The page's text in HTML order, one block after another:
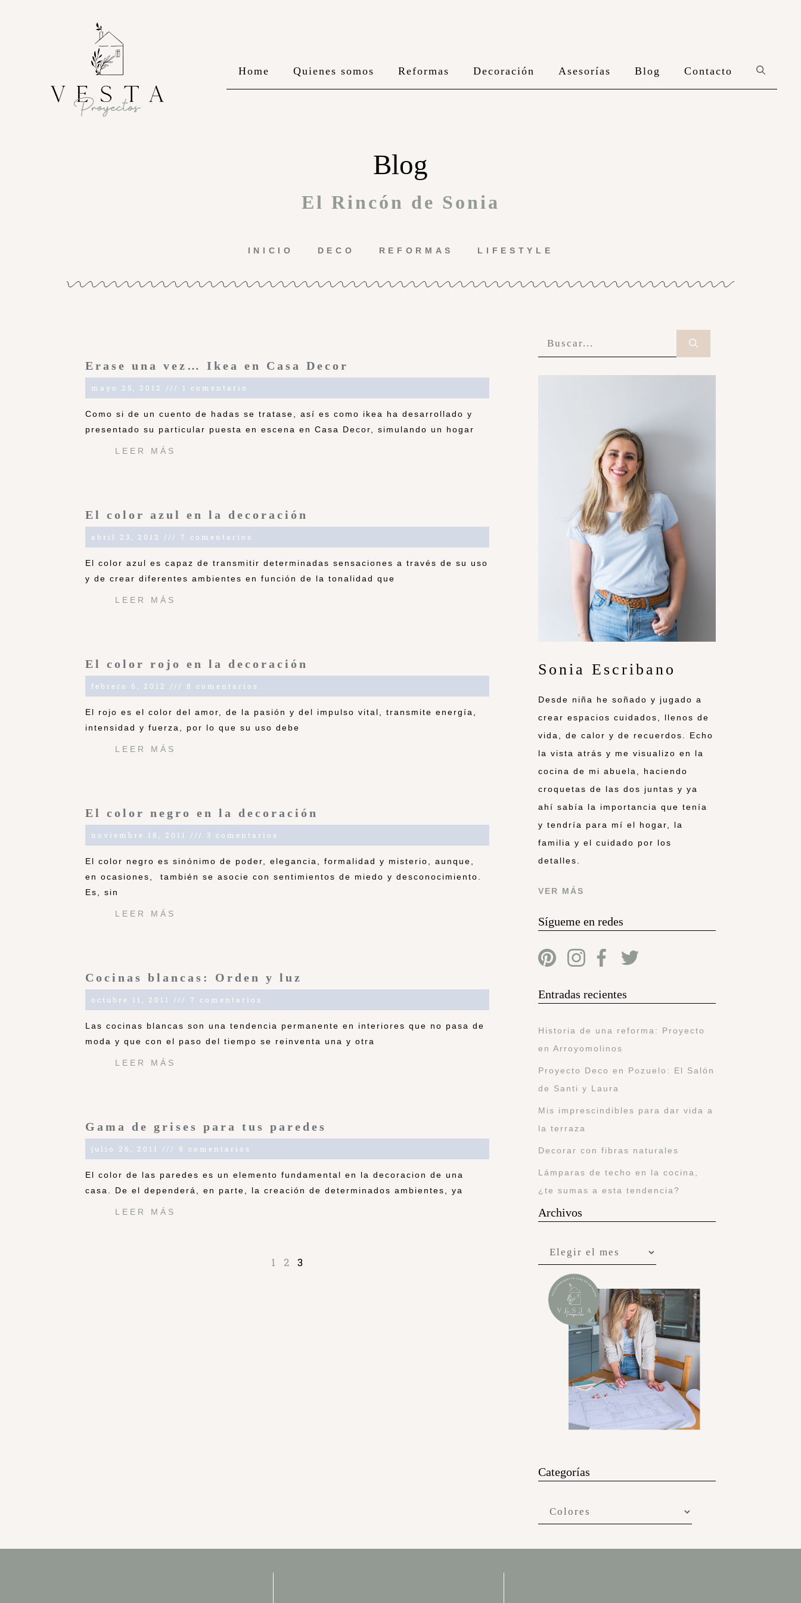
Home Quienes somos Reformas Decoración Asesorías Blog Contacto
Blog
El Rincón de Sonia
INICIO DECO REFORMAS LIFESTYLE
Erase una vez… Ikea en Casa Decor
mayo 25, 2012 1 comentario
Como si de un cuento de hadas se tratase, así es como ikea ha desarrollado y
presentado su particular puesta en escena en Casa Decor, simulando un hogar
LEER MÁS
El color azul en la decoración
abril 23, 2012 7 comentarios
El color azul es capaz de transmitir determinadas sensaciones a través de su uso
y de crear diferentes ambientes en función de la tonalidad que
LEER MÁS
El color rojo en la decoración
febrero 6, 2012 8 comentarios
El rojo es el color del amor, de la pasión y del impulso vital, transmite energía,
intensidad y fuerza, por lo que su uso debe
LEER MÁS
El color negro en la decoración
noviembre 18, 2011 3 comentarios
El color negro es sinónimo de poder, elegancia, formalidad y misterio, aunque,
en ocasiones, también se asocie con sentimientos de miedo y desconocimiento.
Es, sin
LEER MÁS
Cocinas blancas: Orden y luz
octubre 11, 2011 7 comentarios
Las cocinas blancas son una tendencia permanente en interiores que no pasa de
moda y que con el paso del tiempo se reinventa una y otra
LEER MÁS
Gama de grises para tus paredes
julio 26, 2011 9 comentarios
El color de las paredes es un elemento fundamental en la decoracion de una
casa. De el dependerá, en parte, la creación de determinados ambientes, ya
LEER MÁS
1 2 3
Sonia Escribano
Desde niña he soñado y jugado a
crear espacios cuidados, llenos de
vida, de calor y de recuerdos. Echo
la vista atrás y me visualizo en la
cocina de mi abuela, haciendo
croquetas de las dos juntas y ya
ahí sabía la importancia que tenía
y tendría para mí el hogar, la
familia y el cuidado por los
detalles.
VER MÁS
Sígueme en redes
Entradas recientes
Historia de una reforma: Proyecto
en Arroyomolinos
Proyecto Deco en Pozuelo: El Salón
de Santi y Laura
Mis imprescindibles para dar vida a
la terraza
Decorar con fibras naturales
Lámparas de techo en la cocina,
¿te sumas a esta tendencia?
Archivos
Categorías